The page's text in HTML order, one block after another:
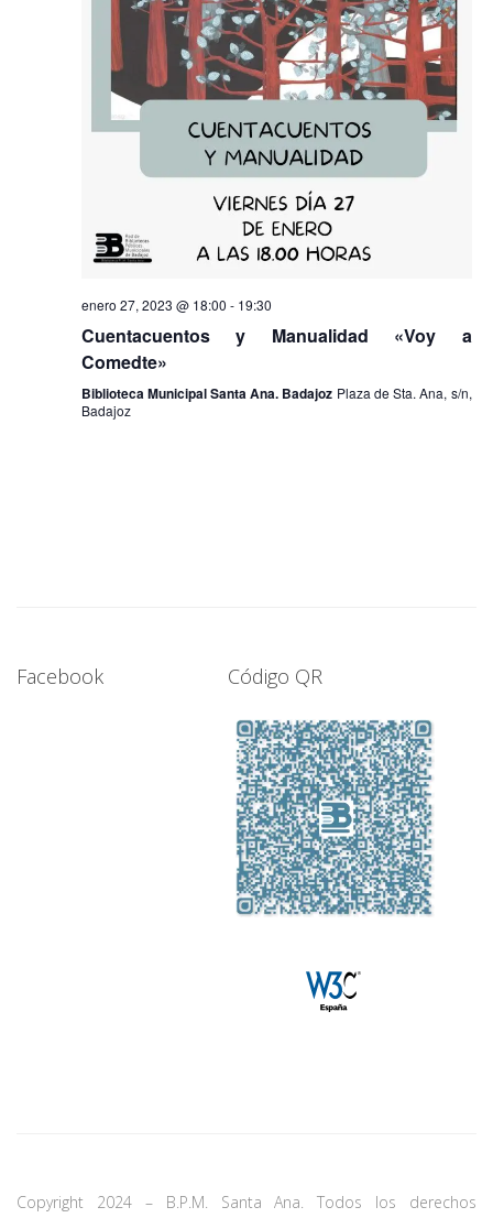
enero 27, 2023 @ 18:00 - 19:30
Cuentacuentos y Manualidad «Voy a
Comedte»
Biblioteca Municipal Santa Ana. Badajoz Plaza de Sta. Ana, s/n,
Badajoz
Facebook Código QR
Copyright 2024 – B.P.M. Santa Ana. Todos los derechos